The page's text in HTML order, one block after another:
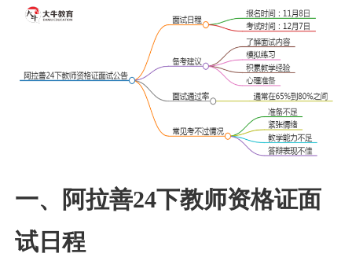
一、阿拉善24下教师资格证面
试日程